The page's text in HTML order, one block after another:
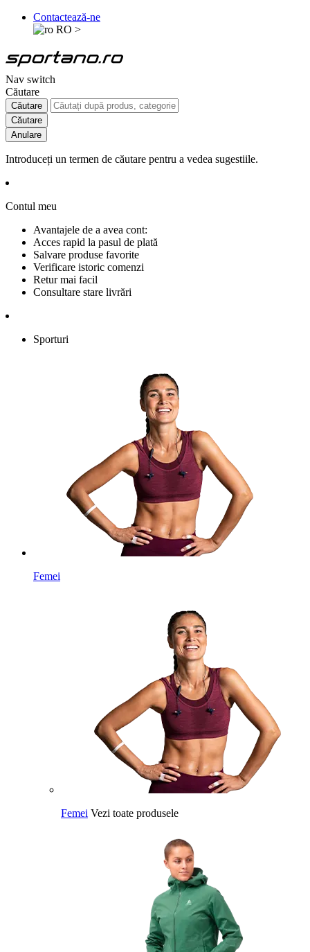
Contactează-ne
RO >
Nav switch
Căutare
Căutare
Căutare
Anulare
Introduceți un termen de căutare pentru a vedea sugestiile.
Contul meu
Avantajele de a avea cont:
Acces rapid la pasul de plată
Salvare produse favorite
Verificare istoric comenzi
Retur mai facil
Consultare stare livrări
Sporturi
Femei
Femei Vezi toate produsele